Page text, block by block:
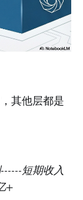
其他层都是
短期收入
+